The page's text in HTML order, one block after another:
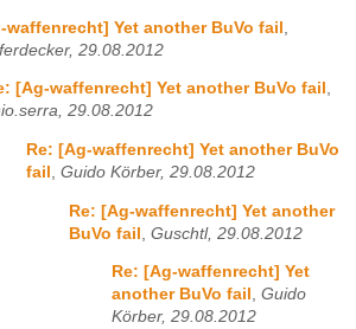
waffenrecht] Yet another BuVo fail
29.08.2012
[Ag-waffenrecht] Yet another BuVo fail ,
29.08.2012
Re: [Ag-waffenrecht] Yet another BuVo
fail
Guido Körber, 29.08.2012
Re: [Ag-waffenrecht] Yet another
BuVo fail Guschtl, 29.08.2012
Re: [Ag-waffenrecht] Yet
another BuVo fail , Guido
Körber, 29.08.2012